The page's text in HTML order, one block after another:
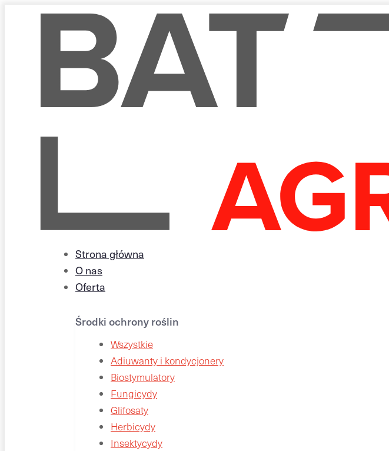
Strona główna
O nas
Oferta
Środki ochrony roślin
Wszystkie
Adiuwanty i kondycjonery
Biostymulatory
Fungicydy
Glifosaty
Herbicydy
Insektycydy